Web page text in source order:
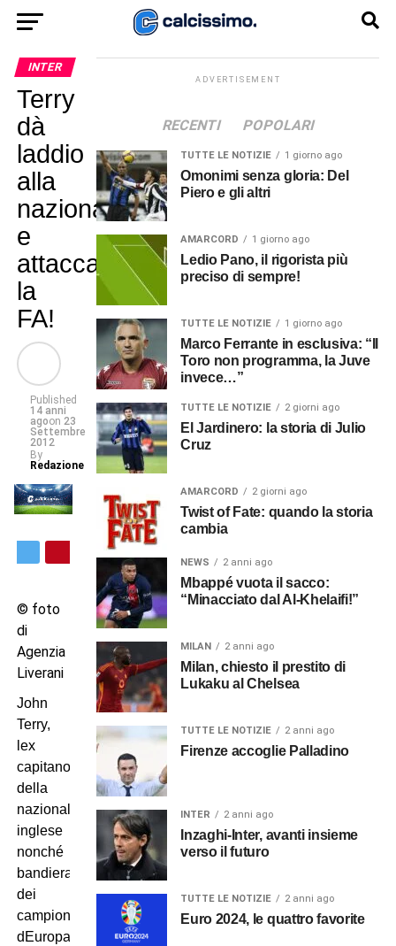
INTER
Terry
dà
laddio
alla
nazionale
e
attacca
la
FA!
Published
14 anni
agoon 23
Settembre
2012
By
Redazione
© foto
di
Agenzia
Liverani
John
Terry,
lex
capitano
della
nazionale
inglese
nonché
bandiera
dei
campioni
dEuropa
ADVERTISEMENT
RECENTI POPOLARI
TUTTE LE NOTIZIE 1 giorno ago
Omonimi senza gloria: Del
Piero e gli altri
AMARCORD 1 giorno ago
Ledio Pano, il rigorista più
preciso di sempre!
TUTTE LE NOTIZIE 1 giorno ago
Marco Ferrante in esclusiva: “Il
Toro non programma, la Juve
invece…”
TUTTE LE NOTIZIE 2 giorni ago
El Jardinero: la storia di Julio
Cruz
AMARCORD 2 giorni ago
Twist of Fate: quando la storia
cambia
NEWS 2 anni ago
Mbappé vuota il sacco:
“Minacciato dal Al-Khelaifi!”
MILAN 2 anni ago
Milan, chiesto il prestito di
Lukaku al Chelsea
TUTTE LE NOTIZIE 2 anni ago
Firenze accoglie Palladino
INTER 2 anni ago
Inzaghi-Inter, avanti insieme
verso il futuro
TUTTE LE NOTIZIE 2 anni ago
Euro 2024, le quattro favorite